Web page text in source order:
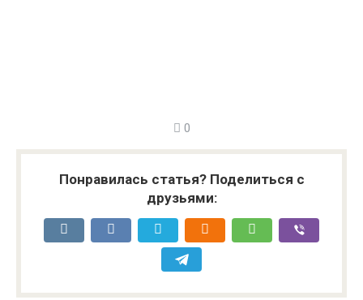
0
Понравилась статья? Поделиться с
друзьями: